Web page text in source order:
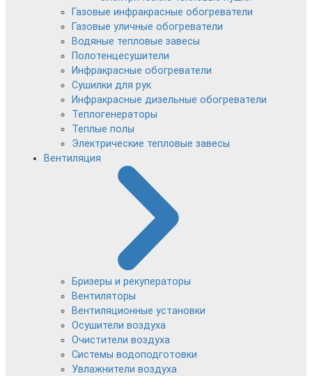
Газовые инфракрасные обогреватели
Газовые уличные обогреватели
Водяные тепловые завесы
Полотенцесушители
Инфракрасные обогреватели
Сушилки для рук
Инфракрасные дизельные обогреватели
Теплогенераторы
Теплые полы
Электрические тепловые завесы
Вентиляция
Бризеры и рекуператоры
Вентиляторы
Вентиляционные установки
Осушители воздуха
Очистители воздуха
Системы водоподготовки
Увлажнители воздуха